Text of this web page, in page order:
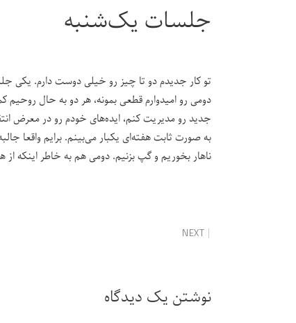
جلسات یک‌شنبه
تو کار جدیدم دو تا چیز رو خیلی دوست دارم.
دومی رو امیدوارم قطعی بمونه، هر دو به حال روحیم
جدید رو مدیریت کنم، ایده‌های خودم رو در معرض
به صورت ثابت هفته‌ای یکبار می‌بینم. برایم
ناهار بخوریم و گپ بزنیم. دومی هم به خاطر اینکه
NEXT
نوشتن یک دیدگاه